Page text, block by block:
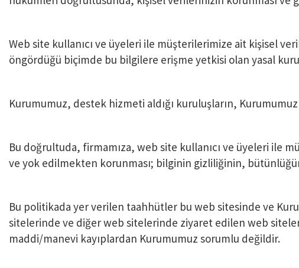
Web site kullanıcı ve üyeleri ile müşterilerimize ait kişisel
öngördüğü biçimde bu bilgilere erişme yetkisi olan yasal
Kurumumuz, destek hizmeti aldığı kuruluşların,
Bu doğrultuda, firmamıza, web site kullanıcı ve üyeleri ile
ve yok edilmekten korunması; bilginin gizliliğinin,
Bu politikada yer verilen taahhütler bu web sitesinde ve
sitelerinde ve diğer web sitelerinde ziyaret edilen web
maddi/manevi kayıplardan Kurumumuz sorumlu değildir.